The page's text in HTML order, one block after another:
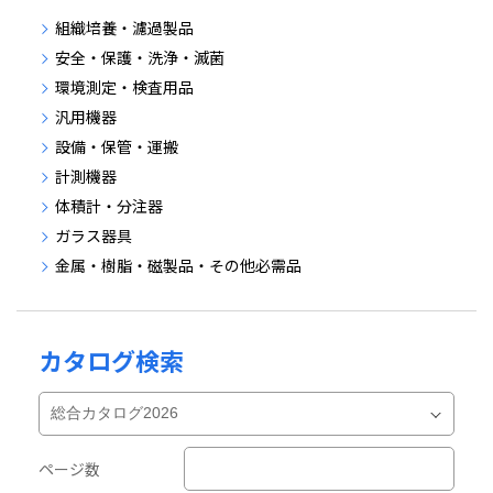
組織培養・濾過製品
安全・保護・洗浄・滅菌
環境測定・検査用品
汎用機器
設備・保管・運搬
計測機器
体積計・分注器
ガラス器具
金属・樹脂・磁製品・その他必需品
カタログ検索
ページ数